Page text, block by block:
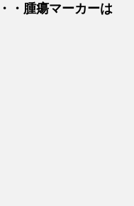
・腫瘍マーカーは